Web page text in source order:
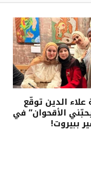
الدين توقّع
الأقحوان” في
ببيروت!